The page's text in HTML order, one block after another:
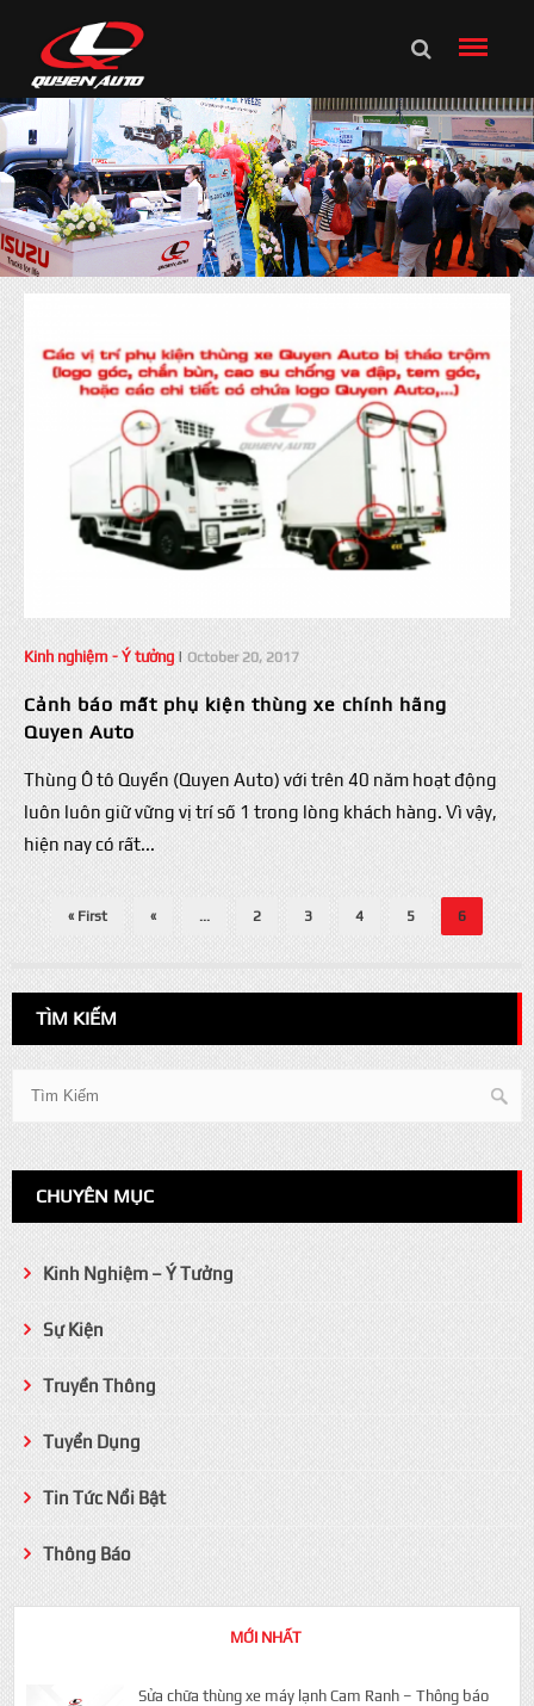
Kinh nghiệm - Ý tưởng | October 20, 2017
Cảnh báo mất phụ kiện thùng xe chính hãng
Quyen Auto
Thùng Ô tô Quyền (Quyen Auto) với trên 40 năm hoạt động
luôn luôn giữ vững vị trí số 1 trong lòng khách hàng. Vì vậy,
hiện nay có rất...
« First « ... 2 3 4 5 6
TÌM KIẾM
CHUYÊN MỤC
Kinh Nghiệm – Ý Tưởng
Sự Kiện
Truyền Thông
Tuyển Dụng
Tin Tức Nổi Bật
Thông Báo
MỚI NHẤT
Sửa chữa thùng xe máy lạnh Cam Ranh – Thông báo